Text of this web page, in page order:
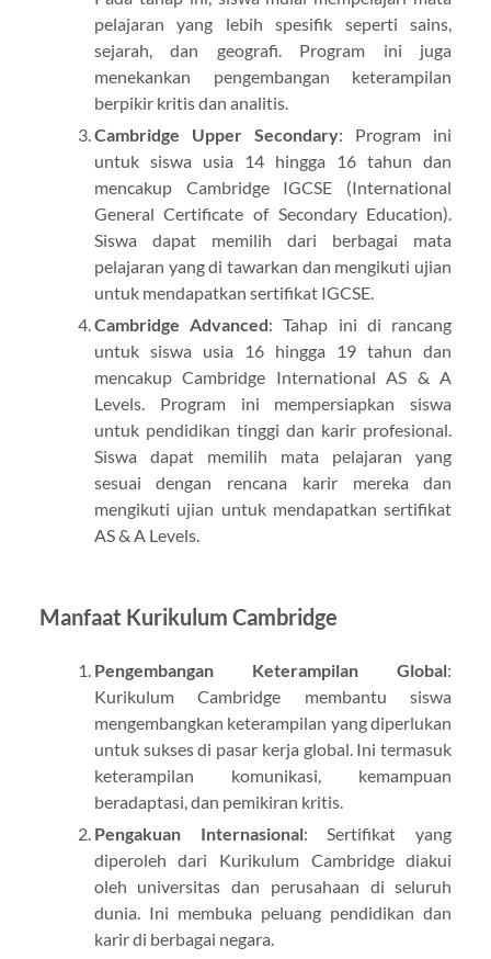
pelajaran yang lebih spesifik seperti sains,
sejarah, dan geografi. Program ini juga
menekankan pengembangan keterampilan
berpikir kritis dan analitis.
Cambridge Upper Secondary: Program ini
untuk siswa usia 14 hingga 16 tahun dan
mencakup Cambridge IGCSE (International
General Certificate of Secondary Education).
Siswa dapat memilih dari berbagai mata
pelajaran yang di tawarkan dan mengikuti ujian
untuk mendapatkan sertifikat IGCSE.
Cambridge Advanced: Tahap ini di rancang
untuk siswa usia 16 hingga 19 tahun dan
mencakup Cambridge International AS & A
Levels. Program ini mempersiapkan siswa
untuk pendidikan tinggi dan karir profesional.
Siswa dapat memilih mata pelajaran yang
sesuai dengan rencana karir mereka dan
mengikuti ujian untuk mendapatkan sertifikat
AS & A Levels.
Manfaat Kurikulum Cambridge
Pengembangan Keterampilan Global:
Kurikulum Cambridge membantu siswa
mengembangkan keterampilan yang diperlukan
untuk sukses di pasar kerja global. Ini termasuk
keterampilan komunikasi, kemampuan
beradaptasi, dan pemikiran kritis.
Pengakuan Internasional: Sertifikat yang
diperoleh dari Kurikulum Cambridge diakui
oleh universitas dan perusahaan di seluruh
dunia. Ini membuka peluang pendidikan dan
karir di berbagai negara.